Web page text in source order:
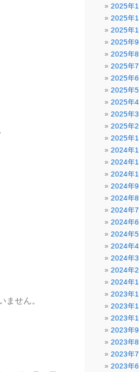
ません。
2025年
2025年
2025年
2025年9
2025年8
2025年7
2025年6
2025年5
2025年4
2025年3
2025年2
2025年1
2024年
2024年
2024年
2024年9
2024年8
2024年7
2024年6
2024年5
2024年4
2024年3
2024年2
2024年1
2023年
2023年
2023年
2023年9
2023年8
2023年7
2023年6